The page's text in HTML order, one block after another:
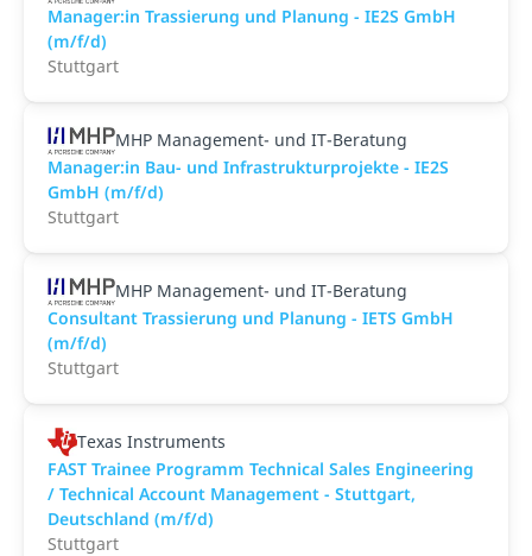
Manager:in Trassierung und Planung - IE2S GmbH
(m/f/d)
Stuttgart
MHP Management- und IT-Beratung
Manager:in Bau- und Infrastrukturprojekte - IE2S
GmbH (m/f/d)
Stuttgart
MHP Management- und IT-Beratung
Consultant Trassierung und Planung - IETS GmbH
(m/f/d)
Stuttgart
Texas Instruments
FAST Trainee Programm Technical Sales Engineering
/ Technical Account Management - Stuttgart,
Deutschland (m/f/d)
Stuttgart